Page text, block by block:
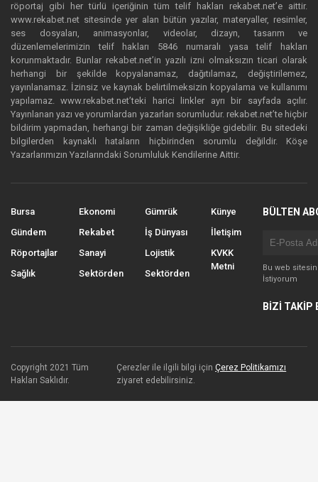
röportaj gibi her türlü içeriğinin tüm telif hakları rekabet.net’e aittir.
www.rekabet.net sitesinde yer alan bütün yazılar, materyaller, resimler,
ses dosyaları, animasyonlar, videolar, dizayn, tasarım ve
düzenlemelerimizin telif hakları 5846 numaralı yasa telif hakları
korunmaktadır. Bunlar rekabet.net’in yazılı izni olmaksızın ticari olarak
herhangi bir şekilde kopyalanamaz, dağıtılamaz, değiştirilemez,
yayınlanamaz. İzinsiz ve kaynak belirtilmeksizin kopyalama ve kullanımı
yapılamaz. www.rekabet.net’teki harici linkler ayrı bir sayfada açılır.
Yayınlanan yazı ve yorumlardan yazarları sorumludur. rekabet.net’te hiçbir
bildirim yapmadan, herhangi bir zaman değişikliğe gidebilir. Bu sitedeki
bilgilerden kaynaklı hataların hiçbirinden sorumlu değildir. Köşe
Yazarlarımızın Yazılarındaki Sorumluluk Kendilerine Aittir.
Bursa
Gündem
Röportajlar
Sağlık
Ekonomi
Rekabet
Sanayi
Sektörden
Gümrük
İş Dünyası
Lojistik
Sektörden
Künye
İletişim
KVKK
Metni
BÜLTEN
Bu web
İstiyorum
BİZİ TAKİP
Copyright 2021 Tüm
Hakları Saklıdır.
Çerezler ile ilgili bilgi içinÇerez Politikamızı
ziyaret edebilirsiniz.